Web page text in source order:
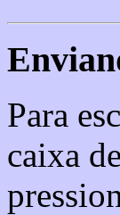
Para
caixa